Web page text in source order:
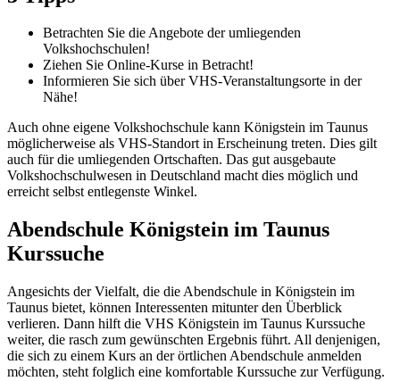
Betrachten Sie die Angebote der umliegenden
Volkshochschulen!
Ziehen Sie Online-Kurse in Betracht!
Informieren Sie sich über VHS-Veranstaltungsorte in der
Nähe!
Auch ohne eigene Volkshochschule kann Königstein im Taunus
möglicherweise als VHS-Standort in Erscheinung treten. Dies gilt
auch für die umliegenden Ortschaften. Das gut ausgebaute
Volkshochschulwesen in Deutschland macht dies möglich und
erreicht selbst entlegenste Winkel.
Abendschule Königstein im Taunus
Kurssuche
Angesichts der Vielfalt, die die Abendschule in Königstein im
Taunus bietet, können Interessenten mitunter den Überblick
verlieren. Dann hilft die VHS Königstein im Taunus Kurssuche
weiter, die rasch zum gewünschten Ergebnis führt. All denjenigen,
die sich zu einem Kurs an der örtlichen Abendschule anmelden
möchten, steht folglich eine komfortable Kurssuche zur Verfügung.